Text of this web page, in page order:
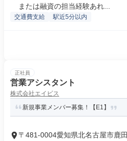
または融資の担当経験あれ...
交通費支給 駅近5分以内
正社員
営業アシスタント
株式会社エイビス
新規事業メンバー募集！【E1】
〒481-0004愛知県北名古屋市鹿田